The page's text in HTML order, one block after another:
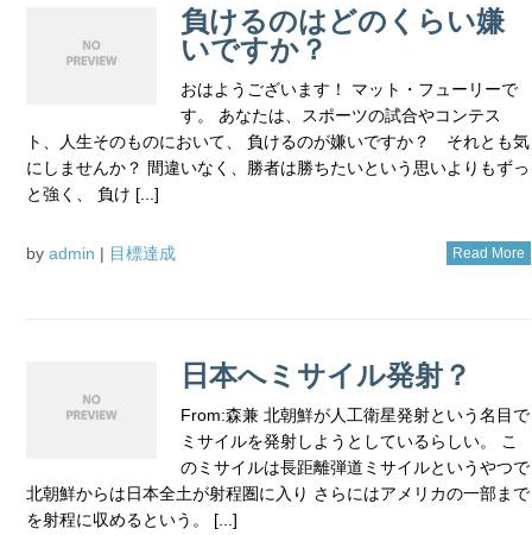
負けるのはどのくらい嫌
いですか？
おはようございます！ マット・フューリーで
す。 あなたは、スポーツの試合やコンテス
ト、人生そのものにおいて、 負けるのが嫌いですか？ それとも気
にしませんか？ 間違いなく、勝者は勝ちたいという思いよりもずっ
と強く、 負け [...]
by admin | 目標達成 Read More
日本へミサイル発射？
From:森兼 北朝鮮が人工衛星発射という名目で
ミサイルを発射しようとしているらしい。 こ
のミサイルは長距離弾道ミサイルというやつで
北朝鮮からは日本全土が射程圏に入り さらにはアメリカの一部まで
を射程に収めるという。 [...]